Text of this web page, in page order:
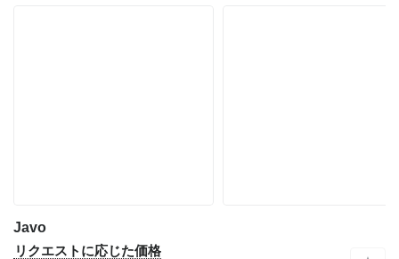
Javo
リクエストに応じた価格